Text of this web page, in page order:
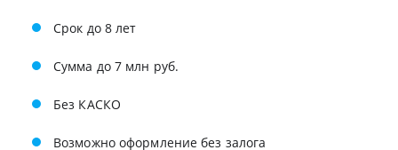
Срок до 8 лет
Сумма до 7 млн руб.
Без КАСКО
Возможно оформление без залога